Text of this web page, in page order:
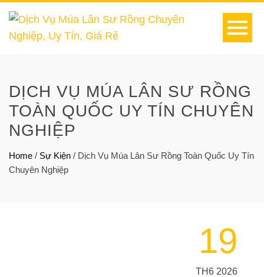
DỊCH VỤ MÚA LÂN SƯ RỒNG
TOÀN QUỐC UY TÍN CHUYÊN
NGHIỆP
Home / Sự Kiện / Dịch Vụ Múa Lân Sư Rồng Toàn Quốc Uy Tín
Chuyên Nghiệp
19
TH6 2026